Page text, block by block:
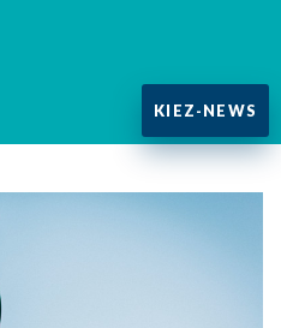
KIEZ-NEWS